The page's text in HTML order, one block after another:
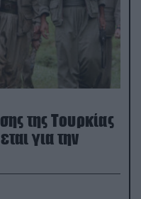
της Τουρκίας
για την